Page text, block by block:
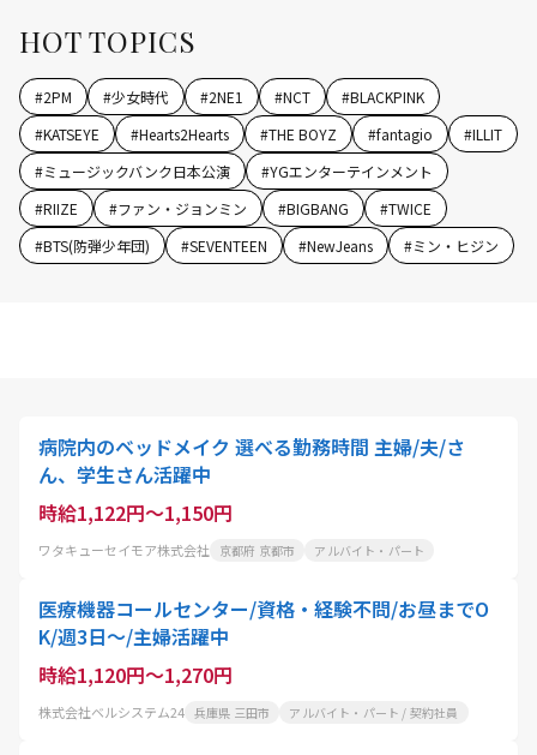
HOT TOPICS
#2PM #少女時代 #2NE1 #NCT #BLACKPINK
#KATSEYE #Hearts2Hearts #THE BOYZ #fantagio #ILLIT
#ミュージックバンク日本公演 #YGエンターテインメント
#RIIZE #ファン・ジョンミン #BIGBANG #TWICE
#BTS(防弾少年団) #SEVENTEEN #NewJeans #ミン・ヒジン
病院内のベッドメイク 選べる勤務時間 主婦/夫/さ
ん、学生さん活躍中
時給1,122円～1,150円
ワタキューセイモア株式会社 京都府 京都市 アルバイト・パート
医療機器コールセンター/資格・経験不問/お昼までO
K/週3日～/主婦活躍中
時給1,120円～1,270円
株式会社ベルシステム24 兵庫県 三田市 アルバイト・パート / 契約社員